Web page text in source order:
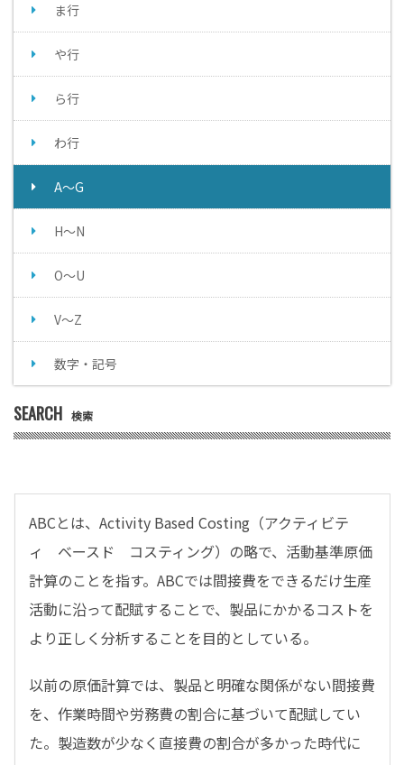
ま行
や行
ら行
わ行
A～G
H～N
O～U
V～Z
数字・記号
SEARCH 検索
ABCとは、Activity Based Costing（アクティビテ
ィ ベースド コスティング）の略で、活動基準原価
計算のことを指す。ABCでは間接費をできるだけ生産
活動に沿って配賦することで、製品にかかるコストを
より正しく分析することを目的としている。
以前の原価計算では、製品と明確な関係がない間接費
を、作業時間や労務費の割合に基づいて配賦してい
た。製造数が少なく直接費の割合が多かった時代に